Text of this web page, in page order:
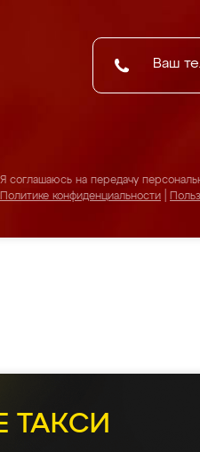
Я соглашаюсь на передачу
Политике конфиденциальности
ТАКСИ